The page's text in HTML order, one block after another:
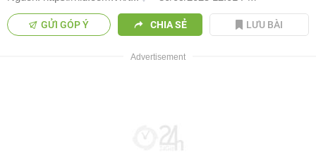
GỬI GÓP Ý CHIA SẺ LƯU BÀI